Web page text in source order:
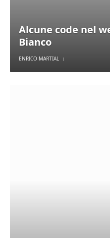
Alcune code nel
Bianco
ENRICO MARTIAL